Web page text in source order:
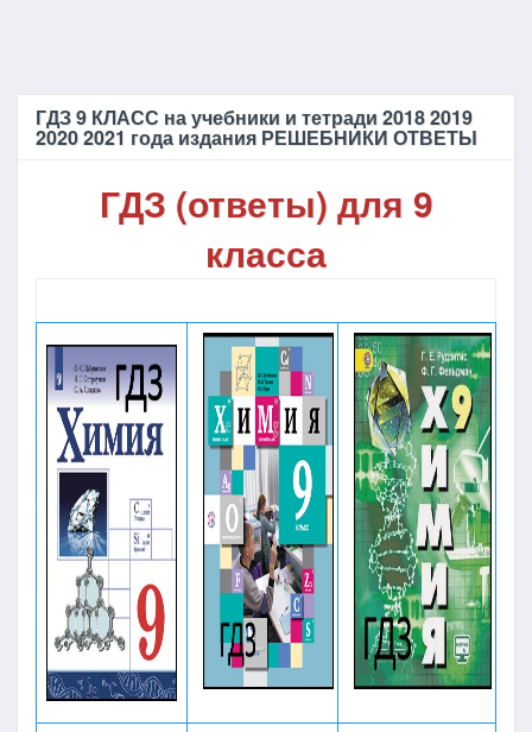
ГДЗ 9 КЛАСС на учебники и тетради 2018 2019
2020 2021 года издания РЕШЕБНИКИ ОТВЕТЫ
ГДЗ (ответы) для 9
класса